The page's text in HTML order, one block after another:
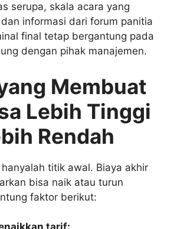
serupa, skala acara yang
informasi dari forum panitia
final tetap bergantung pada
dengan pihak manajemen.
Membuat
Lebih Tinggi
Rendah
titik awal. Biaya akhir
bisa naik atau turun
faktor berikut: